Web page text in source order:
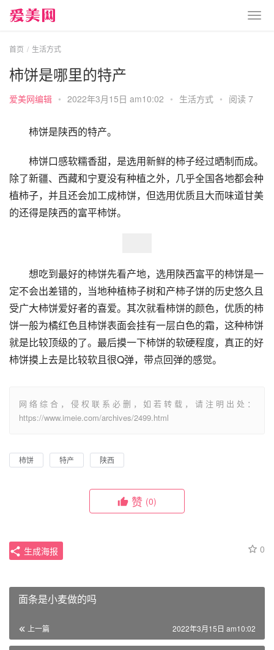
首页 生活方式
柿饼是哪里的特产
爱美网编辑 • 2022年3月15日 am10:02 • 生活方式 • 阅读 7
柿饼是陕西的特产。
柿饼口感软糯香甜，是选用新鲜的柿子经过晒制而成。
除了新疆、西藏和宁夏没有种植之外，几乎全国各地都会种
植柿子，并且还会加工成柿饼，但选用优质且大而味道甘美
的还得是陕西的富平柿饼。
想吃到最好的柿饼先看产地，选用陕西富平的柿饼是一
定不会出差错的，当地种植柿子树和产柿子饼的历史悠久且
受广大柿饼爱好者的喜爱。其次就看柿饼的颜色，优质的柿
饼一般为橘红色且柿饼表面会挂有一层白色的霜，这种柿饼
就是比较顶级的了。最后摸一下柿饼的软硬程度，真正的好
柿饼摸上去是比较软且很Q弹，带点回弹的感觉。
网络综合，侵权联系必删，如若转载，请注明出处：
https://www.imeie.com/archives/2499.html
柿饼 特产 陕西
赞 (0)
0
生成海报
面条是小麦做的吗
上一篇 2022年3月15日 am10:02